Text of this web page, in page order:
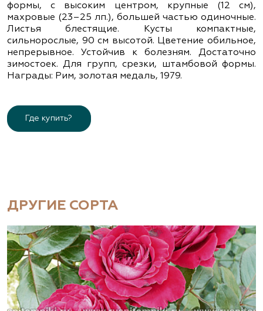
формы, с высоким центром, крупные (12 см),
махровые (23–25 лп.), большей частью одиночные.
Листья блестящие. Кусты компактные,
сильнорослые, 90 см высотой. Цветение обильное,
непрерывное. Устойчив к болезням. Достаточно
зимостоек. Для групп, срезки, штамбовой формы.
Награды: Рим, золотая медаль, 1979.
Где купить?
ДРУГИЕ СОРТА